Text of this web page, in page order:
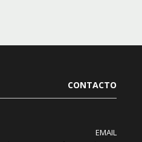
CONTACTO
EMAIL